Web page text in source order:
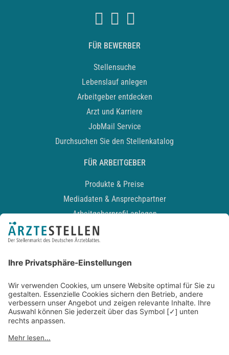
FÜR BEWERBER
Stellensuche
Lebenslauf anlegen
Arbeitgeber entdecken
Arzt und Karriere
JobMail Service
Durchsuchen Sie den Stellenkatalog
FÜR ARBEITGEBER
Produkte & Preise
Mediadaten & Ansprechpartner
Arbeitgeberprofil anlegen
Recruiting-Podcast
Kontakt
Datenschutz
Newsletter